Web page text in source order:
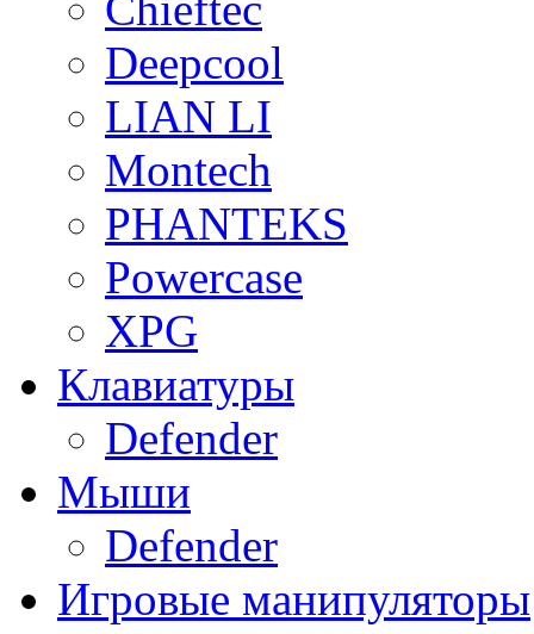
Deepcool
LIAN LI
Montech
PHANTEKS
Powercase
XPG
Клавиатуры
Defender
Мыши
Defender
Игровые манипуляторы